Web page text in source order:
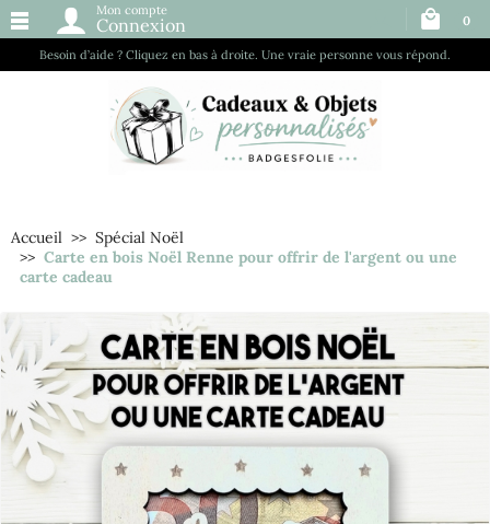
Besoin d’aide ? Cliquez en bas à droite. Une vraie personne vous répond.
Mon compte
Connexion 0
Accueil
Spécial Noël
Carte en bois Noël Renne pour offrir de l'argent ou une
carte cadeau